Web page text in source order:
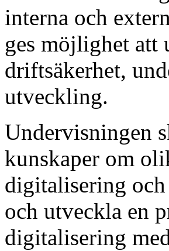
interna och
ges möjlighet att
driftsäkerhet,
utveckling.
Undervisningen
kunskaper om
digitalisering
och utveckla en
digitalisering